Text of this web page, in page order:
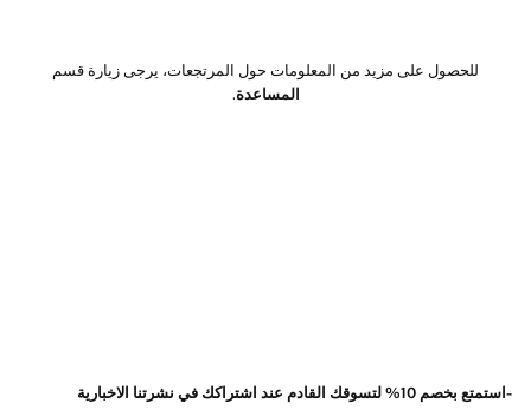
البحث عن متجر
هذه الخدمة متاحة لإرجاع المشتريات مرة واحدة فقط مقابل كل عملية شراء.
للحصول على مزيد من المعلومات حول المرتجعات، يرجى زيارة قسم
المساعدة.
-استمتع بخصم 10% لتسوقك القادم عند اشتراكك في نشرتنا الاخبارية